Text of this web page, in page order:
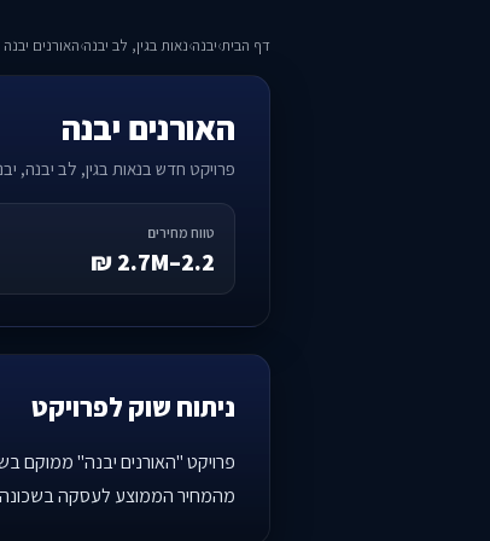
דף הבית›יבנה›נאות בגין, לב יבנה›האורנים יבנה
האורנים יבנה
פרויקט חדש בנאות בגין, לב יבנה,
טווח מחירים
2.2–2.7M ₪
ניתוח שוק לפרויקט
פרויקט "האורנים יבנה" ממוקם
מהמחיר הממוצע לעסקה